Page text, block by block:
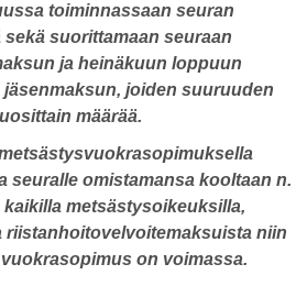
toiminnassaan seuran
suorittamaan seuraan
ja heinäkuun loppuun
joiden suuruuden
määrää.
seuralle omistamansa kooltaan n.
metsästysoikeuksilla,
riistanhoitovelvoitemaksuista niin
on voimassa.